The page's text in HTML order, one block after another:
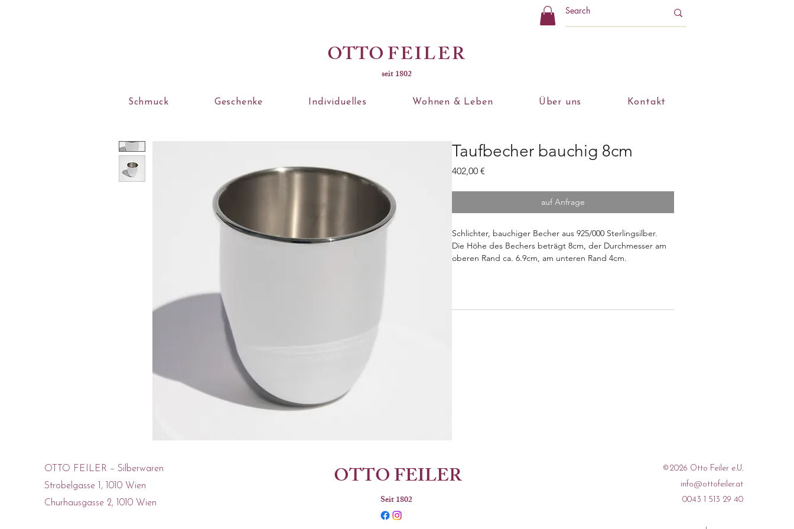
OTTOFEILER
seit 1802
Schmuck Geschenke Individuelles Wohnen & Leben Über uns Kontakt
Taufbecher bauchig 8cm
402,00 €
auf Anfrage
Schlichter, bauchiger Becher aus 925/000 Sterlingsilber.
Die Höhe des Bechers beträgt 8cm, der Durchmesser am
oberen Rand ca. 6.9cm, am unteren Rand 4cm.
OTTO FEILER – Silberwaren
Strobelgasse 1, 1010 Wien
Churhausgasse 2, 1010 Wien
OTTO FEILER
Seit 1802
©2026 Otto Feiler e.U.
info@ottofeiler.at
0043 1 513 29 40